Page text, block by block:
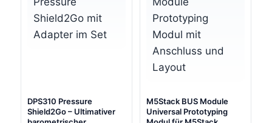
mehrere
Varianten
auf.
Die
Optionen
auf
DPS310 Pressure
Shield2Go – Ultimativer
M5Stack BUS Module
Universal Prototyping